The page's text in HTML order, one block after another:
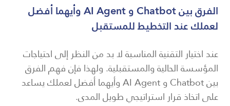
الفرق بين Chatbot و AI Agent وأيهما أفضل
لعملك عند التخطيط للمستقبل
عند اختيار التقنية المناسبة لا بد من النظر إلى احتياجات
المؤسسة الحالية والمستقبلية. ولهذا فإن فهم الفرق
بين Chatbot و AI Agent وأيهما أفضل لعملك يساعد
على اتخاذ قرار استراتيجي طويل المدى.